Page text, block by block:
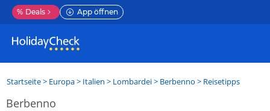
% Deals App öffnen
Startseite> Europa> Italien > Lombardei> Berbenno > Reisetipps
Berbenno